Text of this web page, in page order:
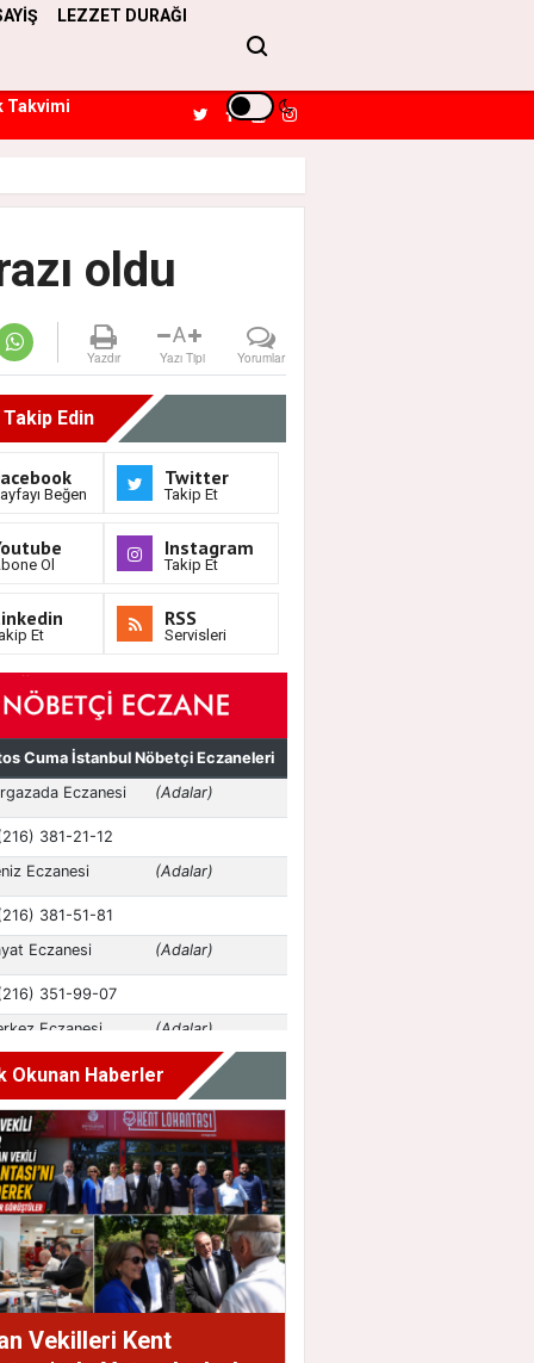
LEZZET DURAĞI
Takvimi
oldu
Yazdır
A
Yazı Tipi Yorumlar
Takip Edin
Beğen
Twitter
Takip Et
Ol
Instagram
Takip Et
Et
RSS
Servisleri
Okunan Haberler
Vekilleri Kent